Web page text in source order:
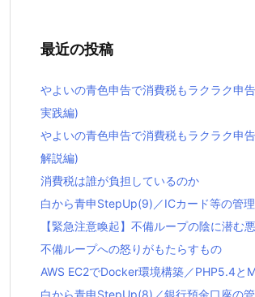
最近の投稿
やよいの青色申告で消費税もラクラク申
実践編)
やよいの青色申告で消費税もラクラク申
解説編)
消費税は誰が負担しているのか
白から青申StepUp(9)／ICカード等の管理
【緊急注意喚起】不備ループの陰に潜む
不備ループへの怒りがもたらすもの
AWS EC2でDocker環境構築／PHP5.4と